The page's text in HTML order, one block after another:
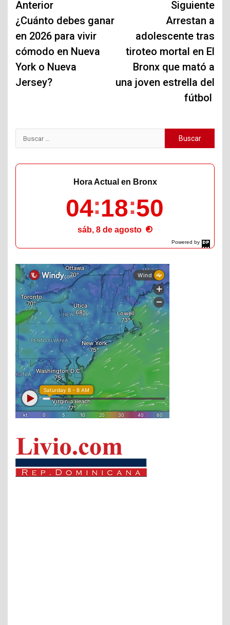
Navegación
de
entradas
Anterior
¿Cuánto debes ganar
en 2026 para vivir
cómodo en Nueva
York o Nueva
Jersey?
Siguiente
Arrestan a
adolescente tras
tiroteo mortal en El
Bronx que mató a
una joven estrella del
fútbol
Buscar:
Powered by
DaysPedia.com
Hora Actual en Bronx
04 18 51
sáb, 8 de agosto